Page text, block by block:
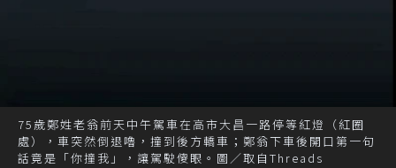
75歲鄭姓老翁前天中午駕車在高市大昌一路停等紅燈（紅圈
處），車突然倒退嚕，撞到後方轎車；鄭翁下車後開口第一句
話竟是「你撞我」，讓駕駛傻眼。圖／取自Threads